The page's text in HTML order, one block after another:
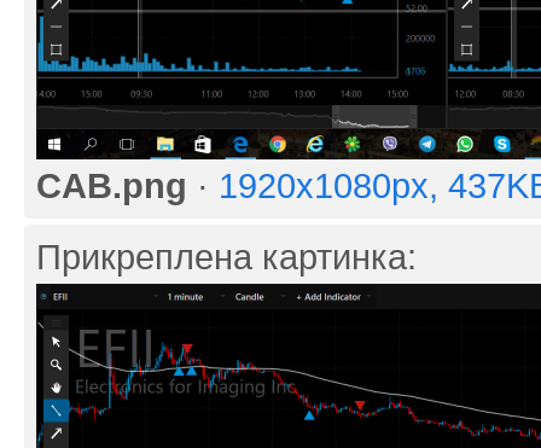
CAB.png · 1920x1080px,
Прикреплена картинка: